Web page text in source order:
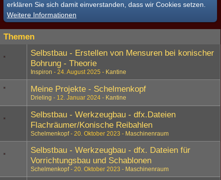
erklären Sie sich damit einverstanden, dass wir Cookies setzen.
Weitere Informationen
Themen
Selbstbau - Erstellen von Mensuren bei konischer
Bohrung - Theorie
Inspiron 24. August 2025 Kantine
Meine Projekte - Schelmenkopf
Drieling 12. Januar 2024 Kantine
Selbstbau - Werkzeugbau - dfx.Dateien
Flachräumer/Konische Reibahlen
Schelmenkopf 20. Oktober 2023 Maschinenraum
Selbstbau - Werkzeugbau - dfx. Dateien für
Vorrichtungsbau und Schablonen
Schelmenkopf 20. Oktober 2023 Maschinenraum